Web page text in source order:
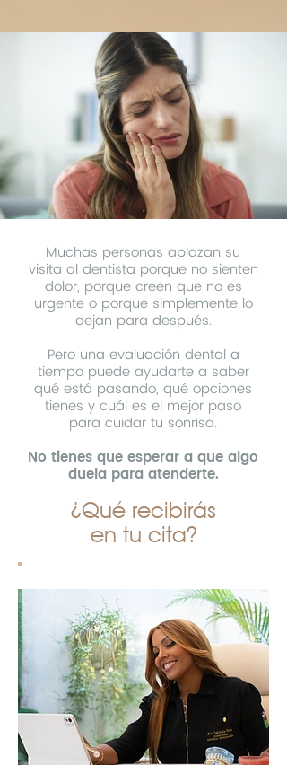
Muchas personas aplazan su
visita al dentista porque no sienten
dolor, porque creen que no es
urgente o porque simplemente lo
dejan para después.
Pero una evaluación dental a
tiempo puede ayudarte a saber
qué está pasando, qué opciones
tienes y cuál es el mejor paso
para cuidar tu sonrisa.
No tienes que esperar a que algo
duela para atenderte.
Quiero reservar mi cita
¿Qué recibirás
en tu cita?